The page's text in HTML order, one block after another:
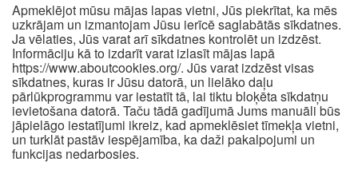
Apmeklējot mūsu mājas lapas vietni, Jūs piekrītat, ka mēs
uzkrājam un izmantojam Jūsu ierīcē saglabātās sīkdatnes.
Ja vēlaties, Jūs varat arī sīkdatnes kontrolēt un izdzēst.
Informāciju kā to izdarīt varat izlasīt mājas lapā
https://www.aboutcookies.org/. Jūs varat izdzēst visas
sīkdatnes, kuras ir Jūsu datorā, un lielāko daļu
pārlūkprogrammu var iestatīt tā, lai tiktu bloķēta sīkdatņu
ievietošana datorā. Taču tādā gadījumā Jums manuāli būs
jāpielāgo iestatījumi ikreiz, kad apmeklēsiet tīmekļa vietni,
un turklāt pastāv iespējamība, ka daži pakalpojumi un
funkcijas nedarbosies.